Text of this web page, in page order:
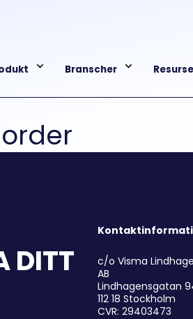
Branscher
DITT
c/o Visma
AB
Lindhagensgatan
112 18 Stockholm
CVR: 29403473